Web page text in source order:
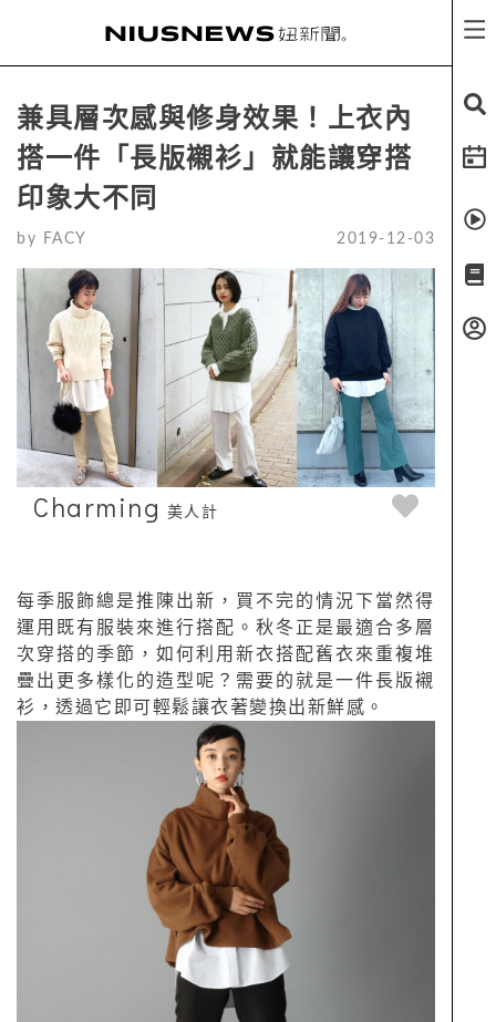
兼具層次感與修身效果！上衣內
搭一件「長版襯衫」就能讓穿搭
印象大不同
by FACY 2019-12-03
Charming 美人計
每季服飾總是推陳出新，買不完的情況下當然得
運用既有服裝來進行搭配。秋冬正是最適合多層
次穿搭的季節，如何利用新衣搭配舊衣來重複堆
疊出更多樣化的造型呢？需要的就是一件長版襯
衫，透過它即可輕鬆讓衣著變換出新鮮感。